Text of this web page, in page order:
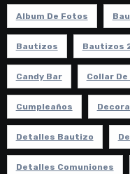
Album De Fotos
Bautizos Bautizos
Candy Bar Collar
Cumpleaños
Detalles Bautizo
Detalles Comuniones